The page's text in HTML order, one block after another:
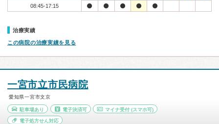
08:45-17:15
治療実績
この病院の治療実績を見る
一宮市立市民病院
愛知県一宮市文京
駐車場あり 電子決済可 マイナ受付 (スマホ可)
電子処方せん対応